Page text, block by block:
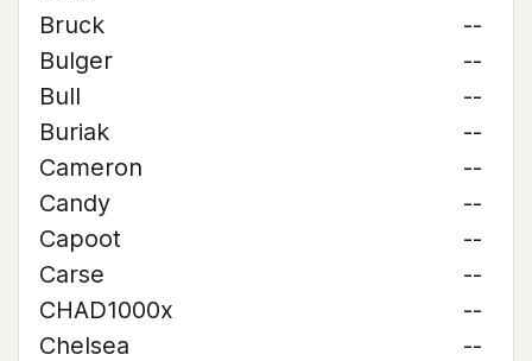
Bruck
--
Bulger
--
Bull
--
Buriak
--
Cameron
--
Candy
--
Capoot
--
Carse
--
CHAD1000x
--
Chelsea
--